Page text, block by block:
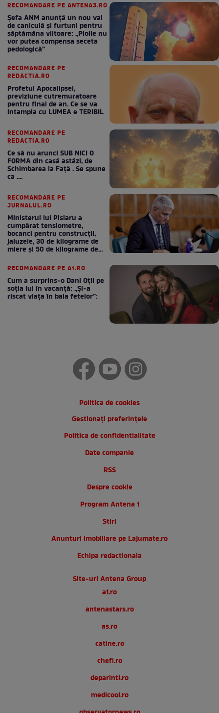
RECOMANDARE PE ANTENA3.RO
Șefa ANM anunță un nou val
de caniculă și furtuni pentru
săptămâna viitoare: „Ploile nu
vor putea compensa seceta
pedologică”
RECOMANDARE PE
REDACTIA.RO
Profetul Apocalipsei,
previziune cutremuratoare
pentru final de an. Ce se va
intampla cu LUMEA e TERIBIL
RECOMANDARE PE
REDACTIA.RO
Ce să nu arunci SUB NICI O
FORMA din casă astăzi, de
Schimbarea la Față . Se spune
ca ....
RECOMANDARE PE
JURNALUL.RO
Ministerul lui Pîslaru a
cumpărat tensiometre,
bocanci pentru construcții,
jaluzele, 30 de kilograme de
miere și 50 de kilograme de
RECOMANDARE PE A1.RO
Cum a surprins-o Dani Oțil pe
soția lui în vacanță: „Și-a
riscat viața în baia fetelor”:
Politica de cookies
Gestionați preferințele
Politica de confidentialitate
Date companie
RSS
Despre cookie
Program Antena 1
Stiri
Anunturi imobiliare pe Lajumate.ro
Echipa redactionala
Site-uri Antena Group
a1.ro
antenastars.ro
as.ro
catine.ro
chefi.ro
deparinti.ro
medicool.ro